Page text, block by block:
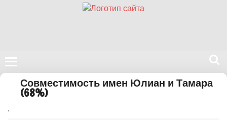
Поиск
сайте
Совместимость имен Юлиан и Тамара
(68%)
.